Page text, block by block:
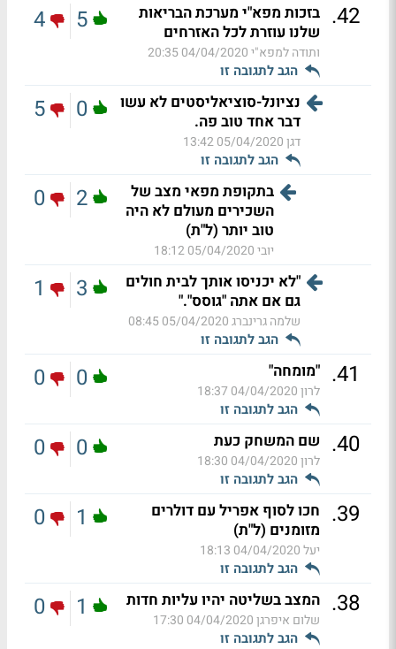
42
. בזכות מפא"י מערכת הבריאות
שלנו עוזרת לכל האזרחים
ותודה למפא"י04/04/2020 20:35
הגב לתגובה זו
5
4
נציונל-סוציאליסטים לא עשו
דבר אחד טוב פה.
דגן05/04/2020 13:42
הגב לתגובה זו
0
5
בתקופת מפאי מצב של
השכירים מעולם לא היה
טוב יותר (ל"ת)
יובי05/04/2020 18:12
2
0
"לא יכניסו אותך לבית חולים
גם אם אתה "גוסס"."
שלמה גרינברג05/04/2020 08:45
הגב לתגובה זו
3
1
41
. "מומחה"
לרון04/04/2020 18:37
הגב לתגובה זו
0
0
40
. שם המשחק כעת
לרון04/04/2020 18:30
הגב לתגובה זו
0
0
39
. חכו לסוף אפריל עם דולרים
מזומנים (ל"ת)
יעל04/04/2020 18:13
הגב לתגובה זו
1
0
38
. המצב בשליטה יהיו עליות חדות
שלום איפרגן04/04/2020 17:30
הגב לתגובה זו
1
0